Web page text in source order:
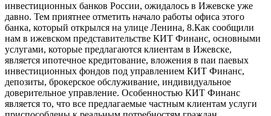
инвестиционных банков России, ожидалось в Ижевске уже
давно. Тем приятнее отметить начало работы офиса этого
банка, который открылся на улице Ленина, 8.Как сообщили
нам в ижевском представительстве КИТ Финанс, основными
услугами, которые предлагаются клиентам в Ижевске,
является ипотечное кредитование, вложения в паи паевых
инвестиционных фондов под управлением КИТ Финанс,
депозиты, брокерское обслуживание, индивидуальное
доверительное управление. Особенностью КИТ Финанс
является то, что все предлагаемые частным клиентам услуги